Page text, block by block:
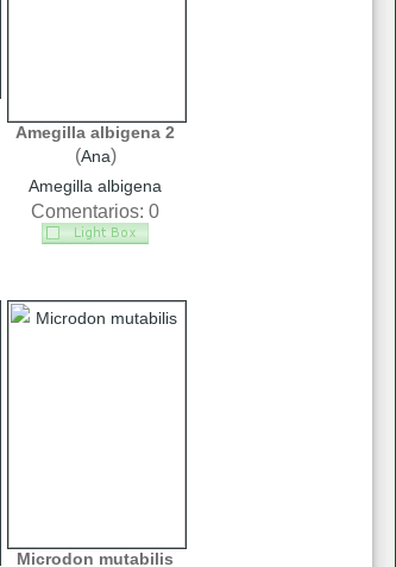
Amegilla albigena 2
(Ana)
Amegilla albigena
Comentarios: 0
Microdon mutabilis